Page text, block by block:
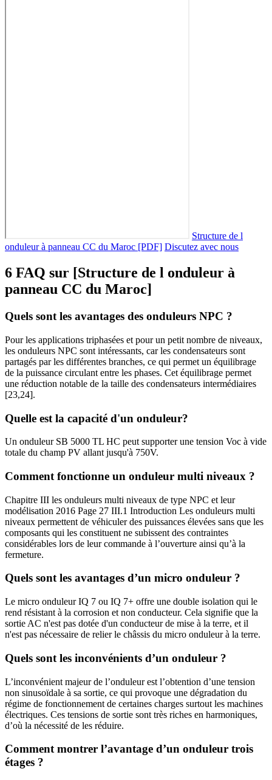
Structure de l
onduleur à panneau CC du Maroc [PDF] Discutez avec nous
6 FAQ sur [Structure de l onduleur à
panneau CC du Maroc]
Quels sont les avantages des onduleurs NPC ?
Pour les applications triphasées et pour un petit nombre de niveaux,
les onduleurs NPC sont intéressants, car les condensateurs sont
partagés par les différentes branches, ce qui permet un équilibrage
de la puissance circulant entre les phases. Cet équilibrage permet
une réduction notable de la taille des condensateurs intermédiaires
[23,24].
Quelle est la capacité d'un onduleur?
Un onduleur SB 5000 TL HC peut supporter une tension Voc à vide
totale du champ PV allant jusqu'à 750V.
Comment fonctionne un onduleur multi niveaux ?
Chapitre III les onduleurs multi niveaux de type NPC et leur
modélisation 2016 Page 27 III.1 Introduction Les onduleurs multi
niveaux permettent de véhiculer des puissances élevées sans que les
composants qui les constituent ne subissent des contraintes
considérables lors de leur commande à l’ouverture ainsi qu’à la
fermeture.
Quels sont les avantages d’un micro onduleur ?
Le micro onduleur IQ 7 ou IQ 7+ offre une double isolation qui le
rend résistant à la corrosion et non conducteur. Cela signifie que la
sortie AC n'est pas dotée d'un conducteur de mise à la terre, et il
n'est pas nécessaire de relier le châssis du micro onduleur à la terre.
Quels sont les inconvénients d’un onduleur ?
L’inconvénient majeur de l’onduleur est l’obtention d’une tension
non sinusoïdale à sa sortie, ce qui provoque une dégradation du
régime de fonctionnement de certaines charges surtout les machines
électriques. Ces tensions de sortie sont très riches en harmoniques,
d’où la nécessité de les réduire.
Comment montrer l’avantage d’un onduleur trois
étages ?